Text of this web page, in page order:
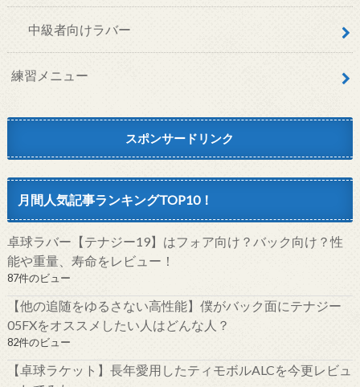
中級者向けラバー
練習メニュー
スポンサードリンク
月間人気記事ランキングTOP10！
卓球ラバー【テナジー19】はフォア向け？バック向け？性
能や重量、寿命をレビュー！
87件のビュー
【他の追随をゆるさない高性能】僕がバック面にテナジー
05FXをオススメしたい人はどんな人？
82件のビュー
【卓球ラケット】長年愛用したティモボルALCを今更レビュ